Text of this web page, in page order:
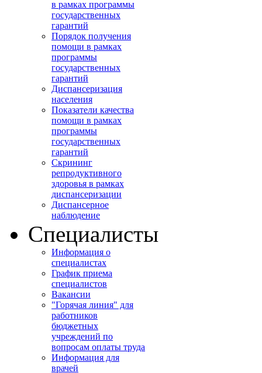
в рамках программы
государственных
гарантий
Порядок получения
помощи в рамках
программы
государственных
гарантий
Диспансеризация
населения
Показатели качества
помощи в рамках
программы
государственных
гарантий
Скрининг
репродуктивного
здоровья в рамках
диспансеризации
Диспансерное
наблюдение
Специалисты
Информация о
специалистах
График приема
специалистов
Вакансии
"Горячая линия" для
работников
бюджетных
учреждений по
вопросам оплаты труда
Информация для
врачей